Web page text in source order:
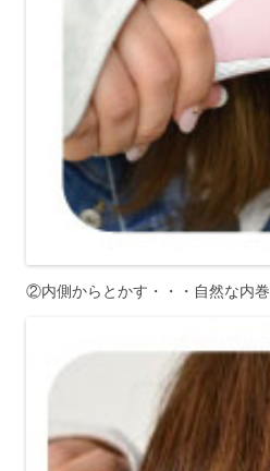
②内側からとかす・・・自然な内